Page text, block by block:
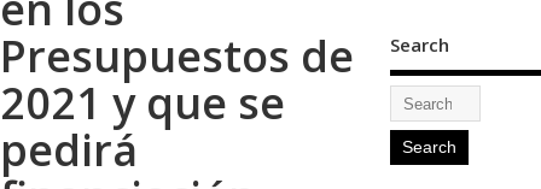
Presupuestos de
2021 y que se
pedirá
Search